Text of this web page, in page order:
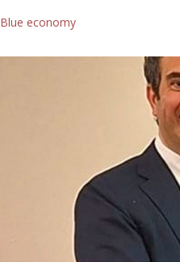
Blue economy